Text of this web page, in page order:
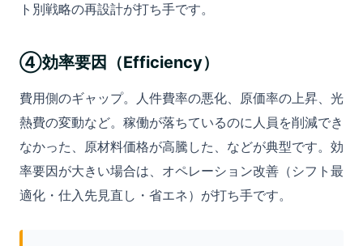
ト別戦略の再設計が打ち手です。
④効率要因（Efficiency）
費用側のギャップ。人件費率の悪化、原価率の上昇、光
熱費の変動など。稼働が落ちているのに人員を削減でき
なかった、原材料価格が高騰した、などが典型です。効
率要因が大きい場合は、オペレーション改善（シフト最
適化・仕入先見直し・省エネ）が打ち手です。